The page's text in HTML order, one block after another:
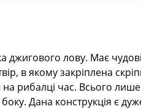
джигового лову. Має чудові
в якому закріплена
рибалці час. Всього лише
Дана конструкція є